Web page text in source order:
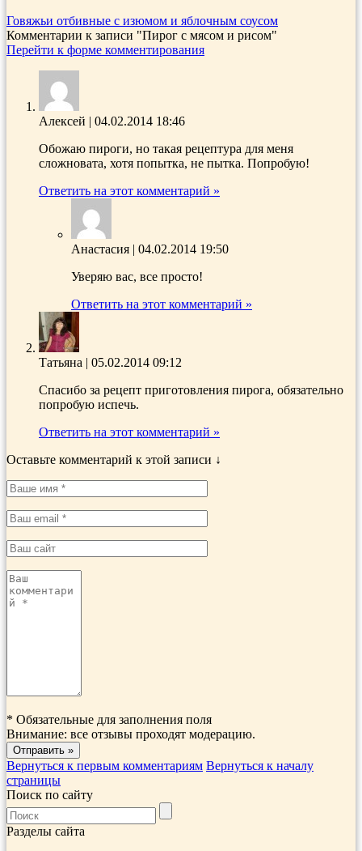
Говяжьи отбивные с изюмом и яблочным соусом
Комментарии к записи "Пирог с мясом и рисом"
Перейти к форме комментирования
Алексей | 04.02.2014 18:46
Обожаю пироги, но такая рецептура для меня
сложновата, хотя попытка, не пытка. Попробую!
Ответить на этот комментарий »
Анастасия | 04.02.2014 19:50
Уверяю вас, все просто!
Ответить на этот комментарий »
Татьяна | 05.02.2014 09:12
Спасибо за рецепт приготовления пирога, обязательно
попробую испечь.
Ответить на этот комментарий »
Оставьте комментарий к этой записи ↓
* Обязательные для заполнения поля
Внимание: все отзывы проходят модерацию.
Вернуться к первым комментариям Вернуться к началу
страницы
Поиск по сайту
Разделы сайта